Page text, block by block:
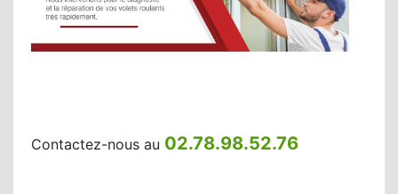
Contactez-nous au 02.78.98.52.76